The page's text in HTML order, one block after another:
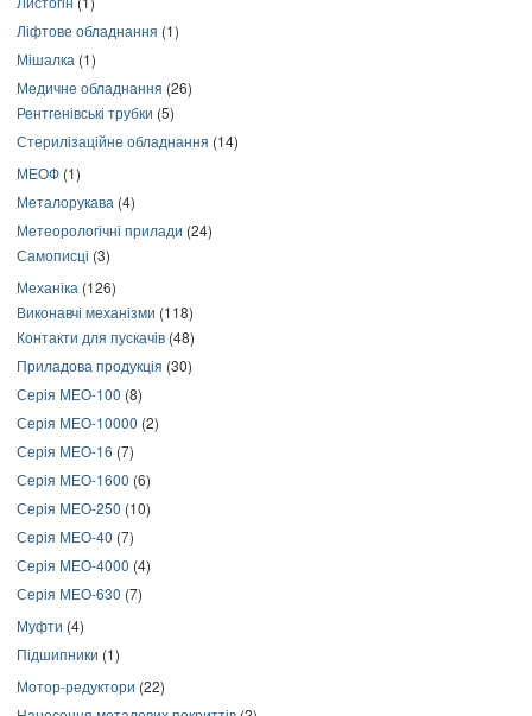
Ліфтове обладнання (1)
Мішалка (1)
Медичне обладнання (26)
Рентгенівські трубки (5)
Стерилізаційне обладнання (14)
МЕОФ (1)
Металорукава (4)
Метеорологічні прилади (24)
Самописці (3)
Механіка (126)
Виконавчі механізми (118)
Контакти для пускачів (48)
Приладова продукція (30)
Серія МЕО-100 (8)
Серія МЕО-10000 (2)
Серія МЕО-16 (7)
Серія МЕО-1600 (6)
Серія МЕО-250 (10)
Серія МЕО-40 (7)
Серія МЕО-4000 (4)
Серія МЕО-630 (7)
Муфти (4)
Підшипники (1)
Мотор-редуктори (22)